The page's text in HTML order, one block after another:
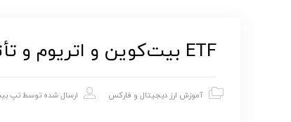
ETF بیت‌کوین و اتریوم و تأثیر بر بازار ارز دیجیتال ایران در سال 1404
آموزش ارز دیجیتال و فارکس ارسال شده توسطتپ